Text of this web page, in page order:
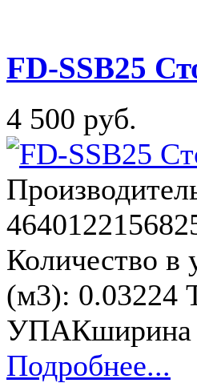
FD-SSB25
4 500 руб.
Количество в
(м3):
УПАКширина
Подробнее...